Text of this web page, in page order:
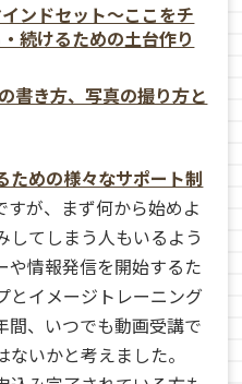
ンドセット～ここをチ
続けるための土台作り
書き方、写真の撮り方と
ための様々なサポート制
すが、まず何から始めよ
してしまう人もいるよう
や情報発信を開始するた
とイメージトレーニング
間、いつでも動画受講で
いかと考えました。